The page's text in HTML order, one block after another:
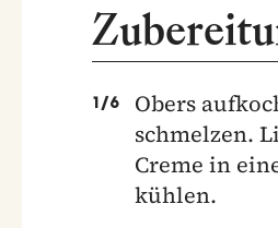
1/6
Obers
schmelzen.
Creme in
kühlen.